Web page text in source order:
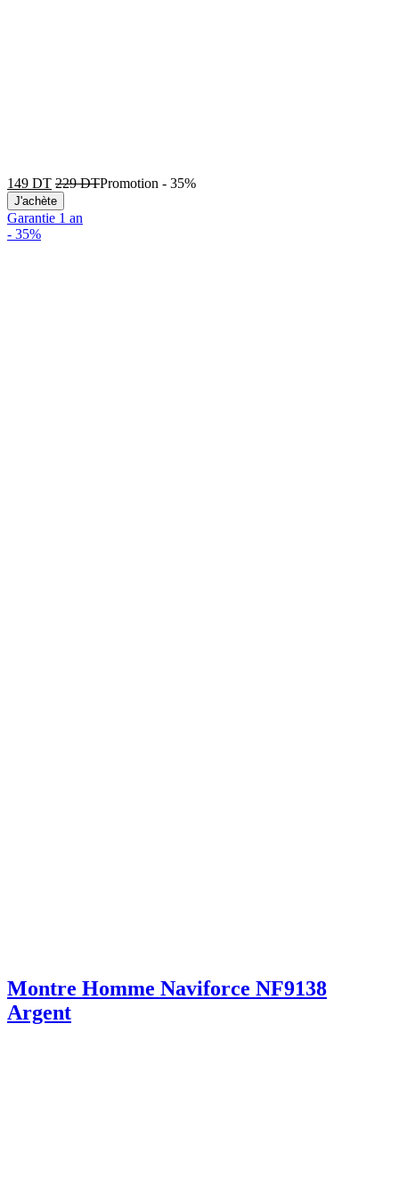
149 DT 229DTPromotion - 35%
J'achète
Garantie 1 an
- 35%
Montre Homme Naviforce NF9138
Argent